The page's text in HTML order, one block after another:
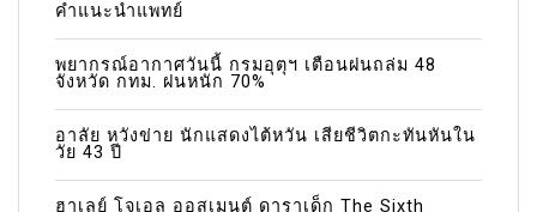
คำแนะนำแพทย์
พยากรณ์อากาศวันนี้ กรมอุตุฯ เตือนฝนถล่ม 48
จังหวัด กทม. ฝนหนัก 70%
อาลัย หวังข่าย นักแสดงไต้หวัน เสียชีวิตกะทันหันใน
วัย 43 ปี
ฮาเลย์ โจเอล ออสเมนต์ ดาราเด็ก The Sixth